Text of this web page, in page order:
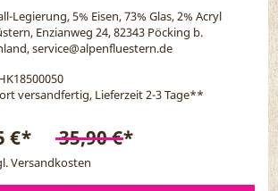
Legierung, 5% Eisen, 73% Glas, 2% Acryl
Enzianweg 24, 82343 Pöcking b.
service@alpenfluestern.de
versandfertig, Lieferzeit 2-3 Tage**
€* 35,90 €*
Versandkosten